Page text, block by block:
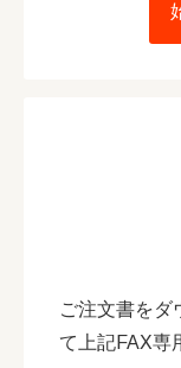
ご注文書をダ
て上記FAX専